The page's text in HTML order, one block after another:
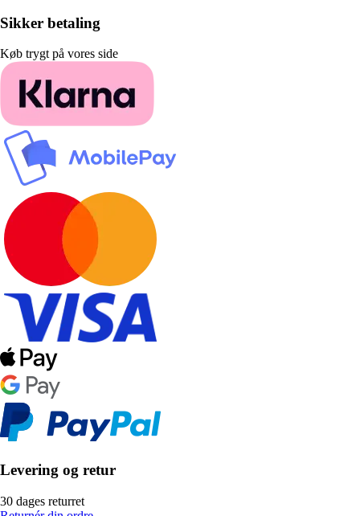
Sikker betaling
Køb trygt på vores side
Levering og retur
30 dages returret